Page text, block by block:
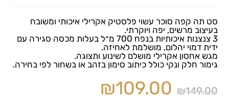
סט תה קפה סוכר עשוי פלסטיק אקרילי איכותי ומשובח
בעיצוב מרשים, יפה ויוקרתי.
3 צנצנות איכותיות בנפח 700 מ״ל בעלות מכסה סגירה עם
ידית דמוי יהלום, מושלמת לאחיזה.
מגש אחסון אקרילי מושלם לשינוע ותצוגה.
גימור חלק ונקי כולל כיתוב סימון בזהב או בשחור לפי בחירה.
₪149.00
₪109.00